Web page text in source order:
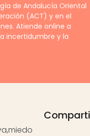
de Andalucía Oriental
(ACT) y en el
Atiende online a
incertidumbre y la
,miedo